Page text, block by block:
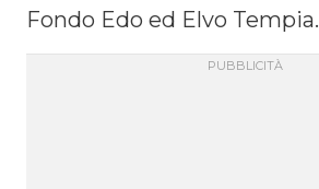
Fondo Edo ed Elvo Tempia.